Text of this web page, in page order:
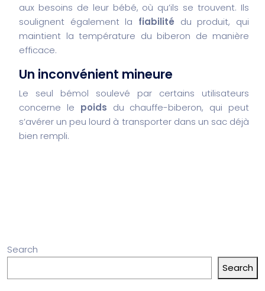
aux besoins de leur bébé, où qu’ils se trouvent. Ils
soulignent également la fiabilité du produit, qui
maintient la température du biberon de manière
efficace.
Un inconvénient mineure
Le seul bémol soulevé par certains utilisateurs
concerne le poids du chauffe-biberon, qui peut
s’avérer un peu lourd à transporter dans un sac déjà
bien rempli.
Search
Search